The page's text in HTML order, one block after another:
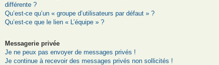
différente ?
Qu’est-ce qu’un « groupe d’utilisateurs par défaut » ?
Qu’est-ce que le lien « L’équipe » ?
Messagerie privée
Je ne peux pas envoyer de messages privés !
Je continue à recevoir des messages privés non sollicités !